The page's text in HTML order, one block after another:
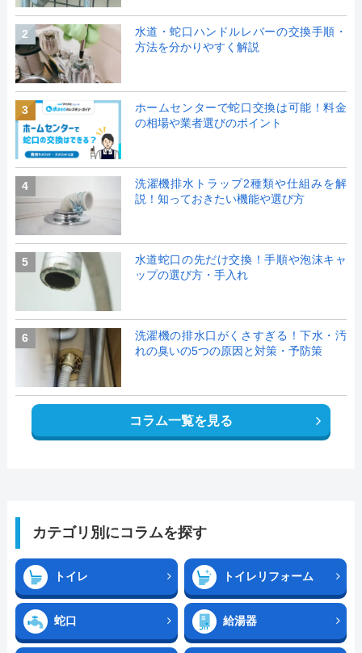
2
水道・蛇口ハンドルレバーの交換手順・
方法を分かりやすく解説
3
ホームセンターで蛇口交換は可能！料金
の相場や業者選びのポイント
4
洗濯機排水トラップ2種類や仕組みを解
説！知っておきたい機能や選び方
5
水道蛇口の先だけ交換！手順や泡沫キャ
ップの選び方・手入れ
6
洗濯機の排水口がくさすぎる！下水・汚
れの臭いの5つの原因と対策・予防策
コラム一覧を見る
カテゴリ別にコラムを探す
トイレ トイレリフォーム
蛇口 給湯器